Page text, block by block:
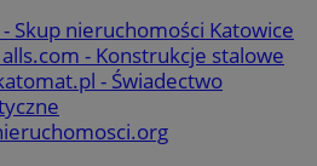
Skup nieruchomości Katowice
- Konstrukcje stalowe
- Świadectwo